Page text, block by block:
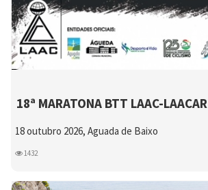
18ª MARATONA BTT LAAC-LAACAR
18 outubro 2026, Aguada de Baixo
1432